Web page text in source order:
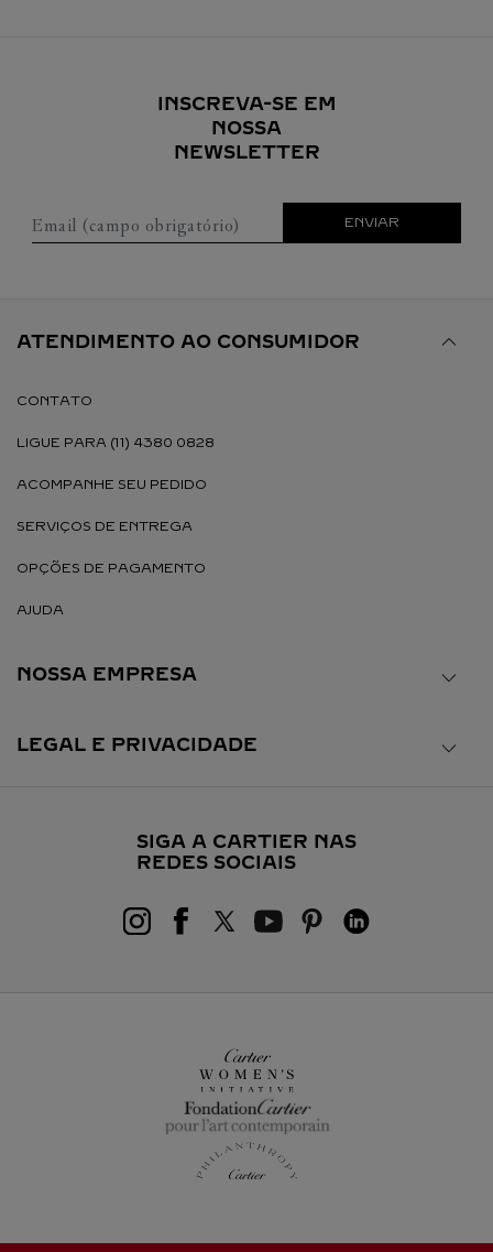
INSCREVA-SE EM
NOSSA
NEWSLETTER
Email (campo obrigatório) ENVIAR
ATENDIMENTO AO CONSUMIDOR
CONTATO
LIGUE PARA (11) 4380 0828
ACOMPANHE SEU PEDIDO
SERVIÇOS DE ENTREGA
OPÇÕES DE PAGAMENTO
AJUDA
NOSSA EMPRESA
LEGAL E PRIVACIDADE
SIGA A CARTIER NAS
REDES SOCIAIS